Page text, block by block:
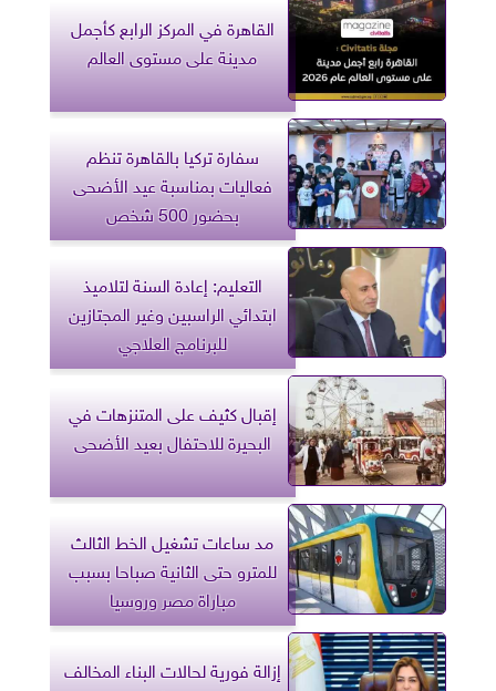
القاهرة في المركز الرابع كأجمل
مدينة على مستوى العالم
سفارة تركيا بالقاهرة تنظم
فعاليات بمناسبة عيد الأضحى
بحضور 500 شخص
التعليم: إعادة السنة لتلاميذ
ابتدائي الراسبين وغير المجتازين
للبرنامج العلاجي
إقبال كثيف على المتنزهات في
البحيرة للاحتفال بعيد الأضحى
مد ساعات تشغيل الخط الثالث
للمترو حتى الثانية صباحا بسبب
مباراة مصر وروسيا
إزالة فورية لحالات البناء المخالف